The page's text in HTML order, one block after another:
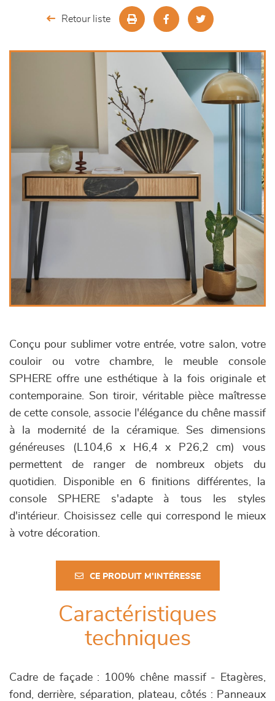
Retour liste
Conçu pour sublimer votre entrée, votre salon, votre
couloir ou votre chambre, le meuble console
SPHERE offre une esthétique à la fois originale et
contemporaine. Son tiroir, véritable pièce maîtresse
de cette console, associe l'élégance du chêne massif
à la modernité de la céramique. Ses dimensions
généreuses (L104,6 x H6,4 x P26,2 cm) vous
permettent de ranger de nombreux objets du
quotidien. Disponible en 6 finitions différentes, la
console SPHERE s'adapte à tous les styles
d'intérieur. Choisissez celle qui correspond le mieux
à votre décoration.
CE PRODUIT M'INTÉRESSE
Caractéristiques
techniques
Cadre de façade : 100% chêne massif - Etagères,
fond, derrière, séparation, plateau, côtés : Panneaux